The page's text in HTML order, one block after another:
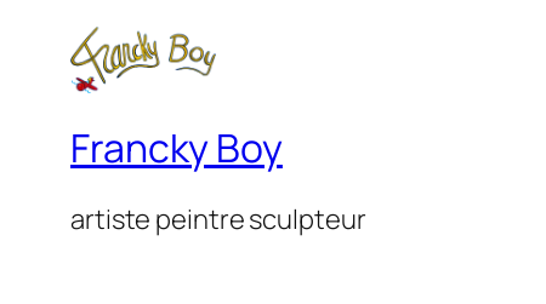
Francky Boy
artiste peintre sculpteur